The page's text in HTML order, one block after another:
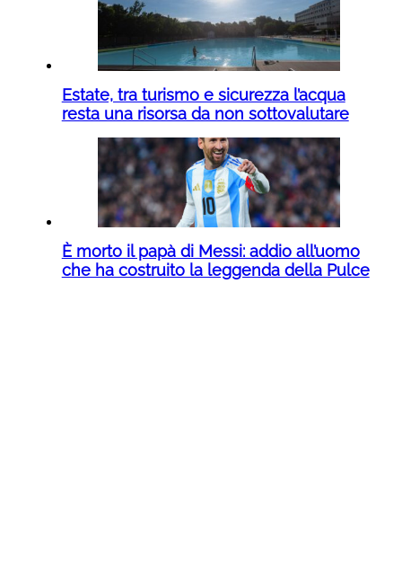
Estate, tra turismo e sicurezza l’acqua
resta una risorsa da non sottovalutare
È morto il papà di Messi: addio all’uomo
che ha costruito la leggenda della Pulce